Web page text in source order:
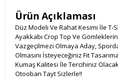
Ürün Açıklaması
Düz Modeli Ve Rahat Kesimi İle T-
Ayakkabı Crop Top Ve
Vazgeçilmezi Olmaya Aday,
Olmasını İsteyeceğiniz Fit
Kumaş Kalitesi İle Tercihiniz
Otooban Tayt Sizlerle!!